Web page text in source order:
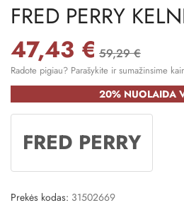
FRED PERRY
47,43 € 59,29 €
Radote pigiau? Parašykite ir sumažinsime
20% NUOLAIDA
FRED PERRY
Prekės kodas: 31502669